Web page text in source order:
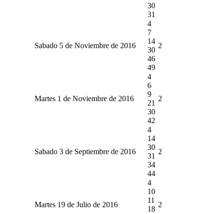
30
31
Sabado 5 de Noviembre de 2016
4
7
14
30
46
49
2
Martes 1 de Noviembre de 2016
4
6
9
21
30
42
2
Sabado 3 de Septiembre de 2016
4
14
30
31
34
44
2
Martes 19 de Julio de 2016
4
10
11
18
2